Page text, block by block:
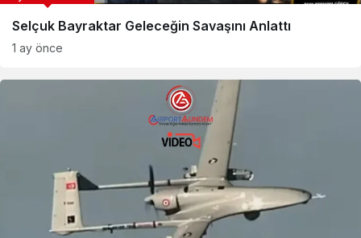
Selçuk Bayraktar Geleceğin Savaşını Anlattı
1 ay önce